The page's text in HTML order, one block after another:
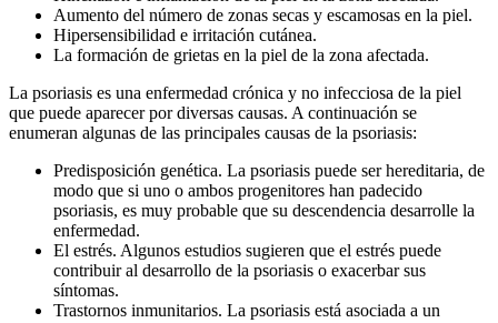
Aumento del número de zonas secas y escamosas en la piel.
Hipersensibilidad e irritación cutánea.
La formación de grietas en la piel de la zona afectada.
La psoriasis es una enfermedad crónica y no infecciosa de la piel
que puede aparecer por diversas causas. A continuación se
enumeran algunas de las principales causas de la psoriasis:
Predisposición genética. La psoriasis puede ser hereditaria, de
modo que si uno o ambos progenitores han padecido
psoriasis, es muy probable que su descendencia desarrolle la
enfermedad.
El estrés. Algunos estudios sugieren que el estrés puede
contribuir al desarrollo de la psoriasis o exacerbar sus
síntomas.
Trastornos inmunitarios. La psoriasis está asociada a un